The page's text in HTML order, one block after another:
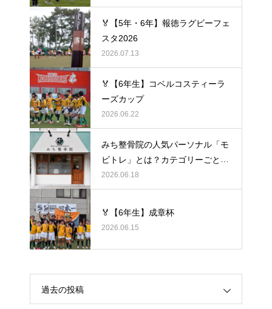
🏅【5年・6年】報徳ラグビーフェ
スタ2026
2026.07.13
🏅【6年生】コベルコスティーラ
ーズカップ
2026.06.22
みち整骨院の人気パーソナル「モ
ビトレ」とは？カテゴリーごとの
ラグビーの悩みをヒントに考え
る、身体のケア
2026.06.18
🏅【6年生】成章杯
2026.06.15
過去の投稿